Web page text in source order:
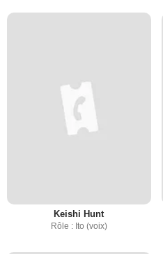
Keishi Hunt
Rôle : Ito (voix)